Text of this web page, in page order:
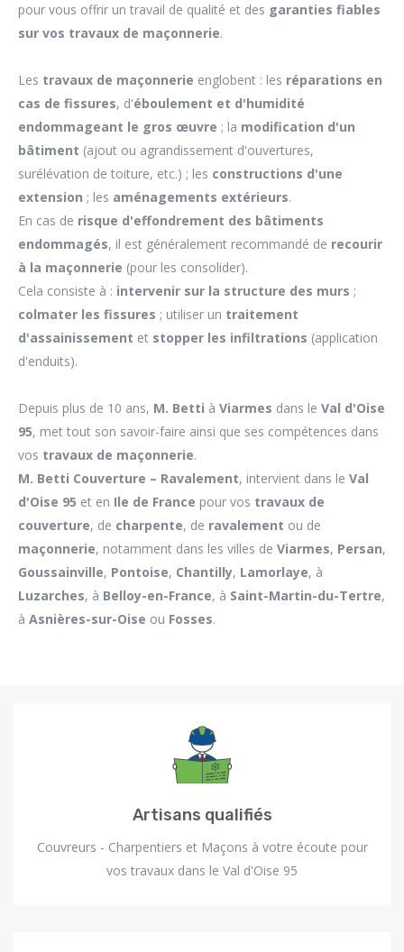
pour vous offrir un travail de qualité et des garanties fiables
sur vos travaux de maçonnerie.
Les travaux de maçonnerie englobent : les réparations en
cas de fissures, d'éboulement et d'humidité
endommageant le gros œuvre ; la modification d'un
bâtiment (ajout ou agrandissement d'ouvertures,
surélévation de toiture, etc.) ; les constructions d'une
extension ; les aménagements extérieurs.
En cas de risque d'effondrement des bâtiments
endommagés, il est généralement recommandé de recourir
à la maçonnerie (pour les consolider).
Cela consiste à : intervenir sur la structure des murs ;
colmater les fissures ; utiliser un traitement
d'assainissement et stopper les infiltrations (application
d'enduits).
Depuis plus de 10 ans, M. Betti à Viarmes dans le Val d'Oise
95, met tout son savoir-faire ainsi que ses compétences dans
vos travaux de maçonnerie.
M. Betti Couverture – Ravalement, intervient dans le Val
d'Oise 95 et en Ile de France pour vos travaux de
couverture, de charpente, de ravalement ou de
maçonnerie, notamment dans les villes de Viarmes, Persan,
Goussainville, Pontoise, Chantilly, Lamorlaye, à
Luzarches, à Belloy-en-France, à Saint-Martin-du-Tertre,
à Asnières-sur-Oise ou Fosses.
Artisans qualifiés
Couvreurs - Charpentiers et Maçons à votre écoute pour
vos travaux dans le Val d'Oise 95